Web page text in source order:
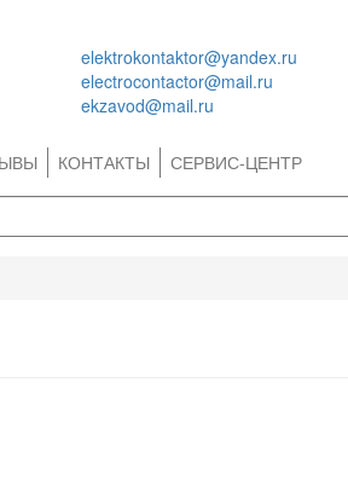
elektrokontaktor@yandex.ru
electrocontactor@mail.ru
ekzavod@mail.ru
КОНТАКТЫ СЕРВИС-ЦЕНТР